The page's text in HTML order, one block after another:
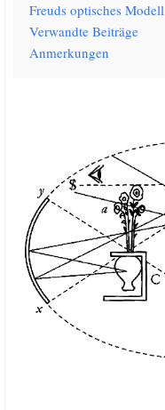
Freuds opti­sches Modell
Ver­wand­te Beiträge
Anmer­kun­gen